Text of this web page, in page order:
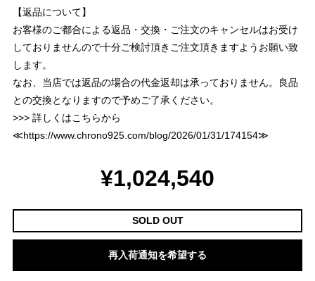
【返品について】
お客様のご都合による返品・交換・ご注文のキャンセルはお受け
しておりませんので十分ご検討頂きご注文頂きますようお願い致
します。
なお、当店では返品の場合の代金返却は承っておりません。良品
との交換となりますので予めご了承ください。
>>> 詳しくはこちらから
≪https://www.chrono925.com/blog/2026/01/31/174154≫
¥1,024,540
SOLD OUT
再入荷通知を希望する